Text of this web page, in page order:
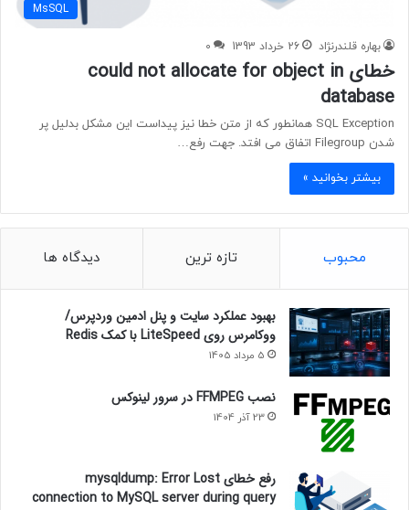
MsSQL
بهاره قلندرنژاد 26 خرداد 1393 0
خطای could not allocate for object in
database
SQL Exception همانطور که از متن خطا نیز پیداست این مشکل بدلیل پر
شدن Filegroup اتفاق می افتد. جهت رفع…
بیشتر بخوانید »
محبوب تازه ترین دیدگاه ها
بهبود عملکرد سایت و پنل ادمین وردپرس/
ووکامرس روی LiteSpeed با کمک Redis
5 مرداد 1405
نصب FFMPEG در سرور لینوکس
23 آذر 1404
رفع خطای mysqldump: Error Lost
connection to MySQL server during query